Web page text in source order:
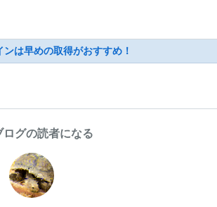
ンは早めの取得がおすすめ！
ログの読者になる